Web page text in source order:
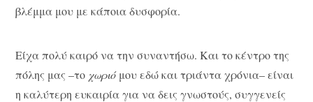
βλέμμα μου με κάποια δυσφορία.
Είχα πολύ καιρό να την συναντήσω. Και το κέντρο της
πόλης μας –το χωριόμου εδώ και τριάντα χρόνια– είναι
η καλύτερη ευκαιρία για να δεις γνωστούς, συγγενείς